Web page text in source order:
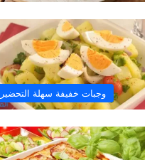
وجبات خفيفة سهلة التحضير